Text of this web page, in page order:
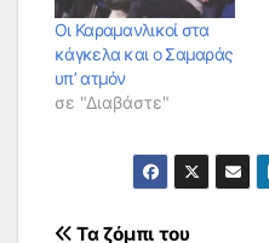
Οι Καραμανλικοί στα
κάγκελα και ο Σαμαράς
υπ’ ατμόν
σε "Διαβάστε"
Τα ζόμπι του